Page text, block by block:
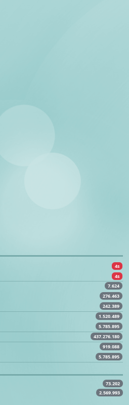
4s
4s
7.624
276.463
242.389
1.520.489
5.785.895
437.276.180
919.088
5.785.895
73.202
2.569.993